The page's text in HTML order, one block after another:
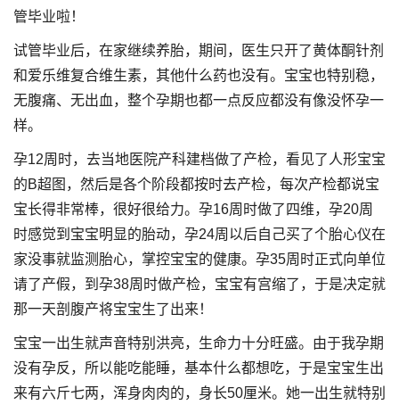
管毕业啦！
试管毕业后，在家继续养胎，期间，医生只开了黄体酮针剂
和爱乐维复合维生素，其他什么药也没有。宝宝也特别稳，
无腹痛、无出血，整个孕期也都一点反应都没有像没怀孕一
样。
孕12周时，去当地医院产科建档做了产检，看见了人形宝宝
的B超图，然后是各个阶段都按时去产检，每次产检都说宝
宝长得非常棒，很好很给力。孕16周时做了四维，孕20周
时感觉到宝宝明显的胎动，孕24周以后自己买了个胎心仪在
家没事就监测胎心，掌控宝宝的健康。孕35周时正式向单位
请了产假，到孕38周时做产检，宝宝有宫缩了，于是决定就
那一天剖腹产将宝宝生了出来！
宝宝一出生就声音特别洪亮，生命力十分旺盛。由于我孕期
没有孕反，所以能吃能睡，基本什么都想吃，于是宝宝生出
来有六斤七两，浑身肉肉的，身长50厘米。她一出生就特别